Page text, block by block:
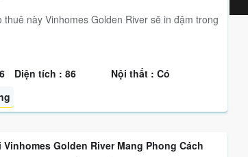
này Vinhomes Golden River sẽ in đậm trong
Diện tích : 86
Nội thất : Có
Vinhomes Golden River Mang Phong Cách